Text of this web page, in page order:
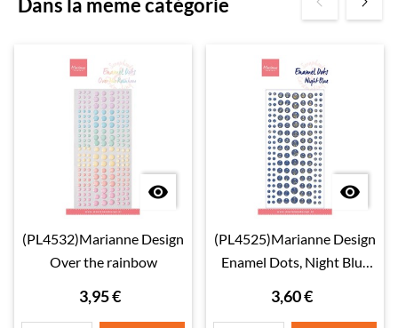
Dans la même catégorie

(PL4532)Marianne Design
Over the rainbow
3,95 €

(PL4525)Marianne Design
Enamel Dots, Night Blue
3,60 €